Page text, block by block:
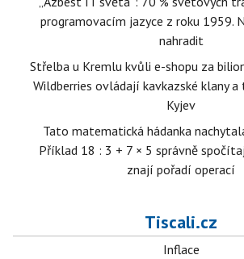
programovacím jazyce z roku 1959.
nahradit
Střelba u Kremlu kvůli e-shopu za
Wildberries ovládají kavkazské klany
Kyjev
Tato matematická hádanka
Příklad 18 : 3 + 7 × 5 správně
znají pořadí operací
Tiscali.cz
Inflace